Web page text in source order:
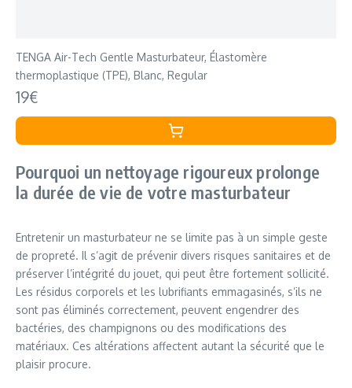
TENGA Air-Tech Gentle Masturbateur, Élastomère
thermoplastique (TPE), Blanc, Regular
19€
Pourquoi un nettoyage rigoureux prolonge
la durée de vie de votre masturbateur
Entretenir un masturbateur ne se limite pas à un simple geste
de propreté. Il s’agit de prévenir divers risques sanitaires et de
préserver l’intégrité du jouet, qui peut être fortement sollicité.
Les résidus corporels et les lubrifiants emmagasinés, s’ils ne
sont pas éliminés correctement, peuvent engendrer des
bactéries, des champignons ou des modifications des
matériaux. Ces altérations affectent autant la sécurité que le
plaisir procure.